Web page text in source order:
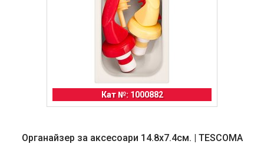
Кат №: 1000882
Органайзер за аксесоари 14.8x7.4см. | TESCOMA